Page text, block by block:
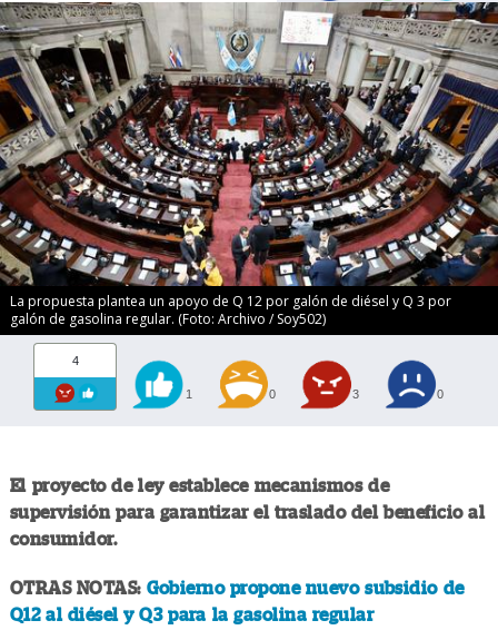
La propuesta plantea un apoyo de Q 12 por galón de diésel y Q 3 por
galón de gasolina regular. (Foto: Archivo / Soy502)
4
1 0 3 0
El proyecto de ley establece mecanismos de
supervisión para garantizar el traslado del beneficio al
consumidor.
OTRAS NOTAS: Gobierno propone nuevo subsidio de
Q12 al diésel y Q3 para la gasolina regular